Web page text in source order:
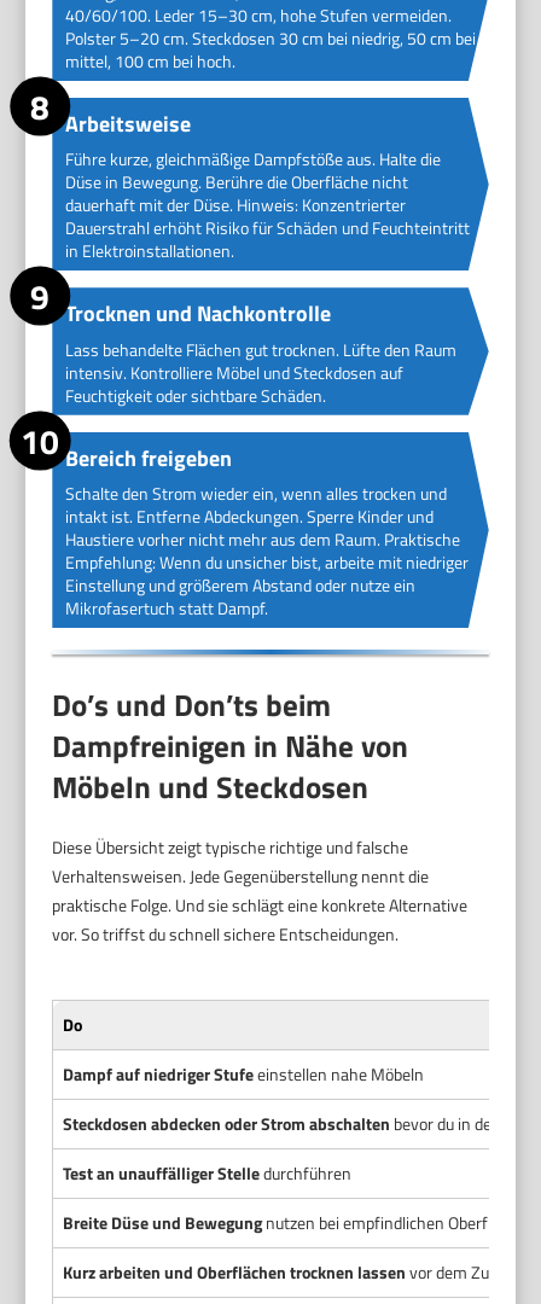
40/60/100. Leder 15–30 cm, hohe Stufen vermeiden.
Polster 5–20 cm. Steckdosen 30 cm bei niedrig, 50 cm bei
mittel, 100 cm bei hoch.
Arbeitsweise
Führe kurze, gleichmäßige Dampfstöße aus. Halte die
Düse in Bewegung. Berühre die Oberfläche nicht
dauerhaft mit der Düse. Hinweis: Konzentrierter
Dauerstrahl erhöht Risiko für Schäden und Feuchteintritt
in Elektroinstallationen.
Trocknen und Nachkontrolle
Lass behandelte Flächen gut trocknen. Lüfte den Raum
intensiv. Kontrolliere Möbel und Steckdosen auf
Feuchtigkeit oder sichtbare Schäden.
Bereich freigeben
Schalte den Strom wieder ein, wenn alles trocken und
intakt ist. Entferne Abdeckungen. Sperre Kinder und
Haustiere vorher nicht mehr aus dem Raum. Praktische
Empfehlung: Wenn du unsicher bist, arbeite mit niedriger
Einstellung und größerem Abstand oder nutze ein
Mikrofasertuch statt Dampf.
Do’s und Don’ts beim
Dampfreinigen in Nähe von
Möbeln und Steckdosen
Diese Übersicht zeigt typische richtige und falsche
Verhaltensweisen. Jede Gegenüberstellung nennt die
praktische Folge. Und sie schlägt eine konkrete Alternative
vor. So triffst du schnell sichere Entscheidungen.
Do
Dampf auf niedriger Stufeeinstellen nahe Möbeln
Steckdosen abdecken oder Strom abschalten bevor du in der
Test an unauffälliger Stelledurchführen
Breite Düse und Bewegungnutzen bei empfindlichen Oberflächen
Kurz arbeiten und Oberflächen trocknen lassenvor dem